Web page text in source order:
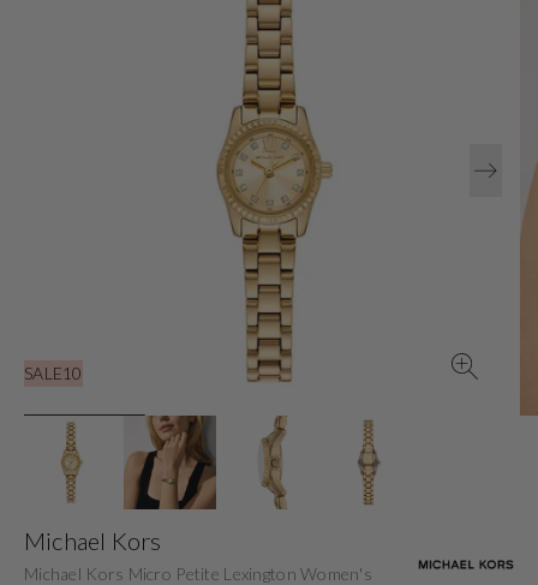
SALE10
Open
media
1
in
gallery
view
Michael Kors
Michael Kors Micro Petite Lexington Women's